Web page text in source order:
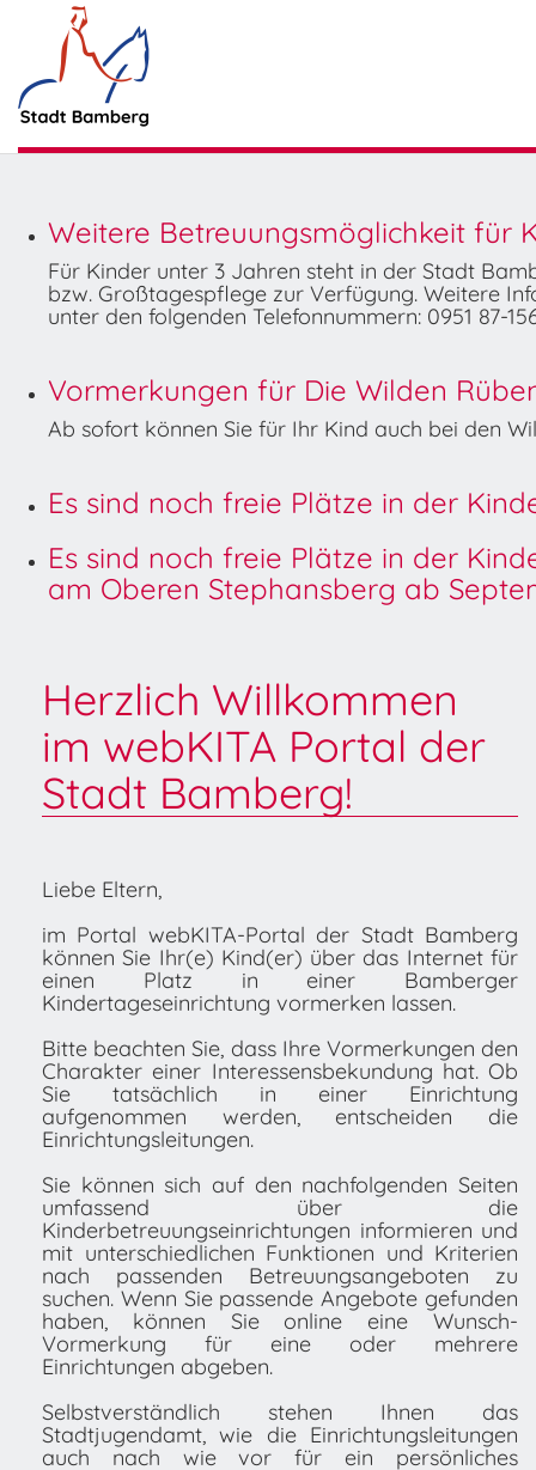
Weitere Betreuungsmöglichkeit für
Für Kinder unter 3 Jahren steht in der Stadt
bzw. Großtagespflege zur Verfügung. Weitere
unter den folgenden Telefonnummern: 0951 87-
Vormerkungen für Die Wilden
Ab sofort können Sie für Ihr Kind auch bei den
Es sind noch freie Plätze in der
Es sind noch freie Plätze in der
am Oberen Stephansberg ab
Herzlich Willkommen
im webKITA Portal der
Stadt Bamberg!
Liebe Eltern,
im Portal webKITA-Portal der Stadt Bamberg
können Sie Ihr(e) Kind(er) über das Internet für
einen Platz in einer Bamberger
Kindertageseinrichtung vormerken lassen.
Bitte beachten Sie, dass Ihre Vormerkungen den
Charakter einer Interessensbekundung hat. Ob
Sie tatsächlich in einer Einrichtung
aufgenommen werden, entscheiden die
Einrichtungsleitungen.
Sie können sich auf den nachfolgenden Seiten
umfassend über die
Kinderbetreuungseinrichtungen informieren und
mit unterschiedlichen Funktionen und Kriterien
nach passenden Betreuungsangeboten zu
suchen. Wenn Sie passende Angebote gefunden
haben, können Sie online eine Wunsch-
Vormerkung für eine oder mehrere
Einrichtungen abgeben.
Selbstverständlich stehen Ihnen das
Stadtjugendamt, wie die Einrichtungsleitungen
auch nach wie vor für ein persönliches